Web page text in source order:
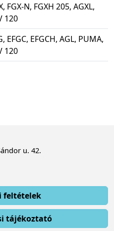
FGX-N, FGXH 205, AGXL,
120
EFGC, EFGCH, AGL, PUMA,
120
u. 42.
feltételek
tájékoztató